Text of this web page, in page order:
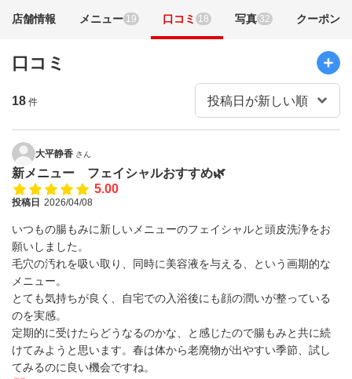
店舗情報 メニュー 19 口コミ 18 写真 32 クーポン
口コミ
18 件
大平静香 さん
新メニュー フェイシャルおすすめ🌿
5.00
投稿日 2026/04/08
いつもの腸もみに新しいメニューのフェイシャルと頭皮洗浄をお
願いしました。
毛穴の汚れを吸い取り、同時に美容液を与える、という画期的な
メニュー。
とても気持ちが良く、自宅での入浴後にも顔の潤いが整っている
のを実感。
定期的に受けたらどうなるのかな、と感じたので腸もみと共に続
けてみようと思います。春は体から老廃物が出やすい季節、試し
てみるのに良い機会ですね。